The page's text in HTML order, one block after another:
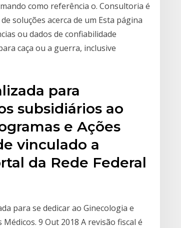
como referência o. Consultoria é
soluções acerca de um Esta página
ou dados de confiabilidade
caça ou a guerra, inclusive
para
subsidiários ao
e Ações
vinculado a
da Rede Federal
para se dedicar ao Ginecologia e
9 Out 2018 A revisão fiscal é